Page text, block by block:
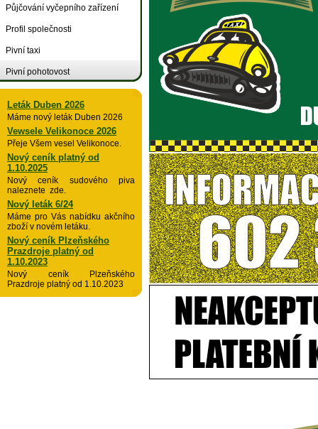
Půjčování vyčepního zařízení
Profil společnosti
Pivní taxi
Pivní pohotovost
Leták Duben 2026
Máme nový leták Duben 2026
Vewsele Velikonoce 2026
Přeje Všem vesel Velikonoce.
Nový ceník platný od
1.10.2025
Nový ceník sudového piva
naleznete zde.
Nový leták 6/24
Máme pro Vás nabídku akčního
zboží v novém letáku.
Nový ceník Plzeňského
Prazdroje platný od
1.10.2023
Nový ceník Plzeňského
Prazdroje platný od 1.10.2023